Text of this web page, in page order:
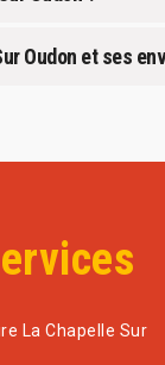
Oudon et ses
La Chapelle Sur